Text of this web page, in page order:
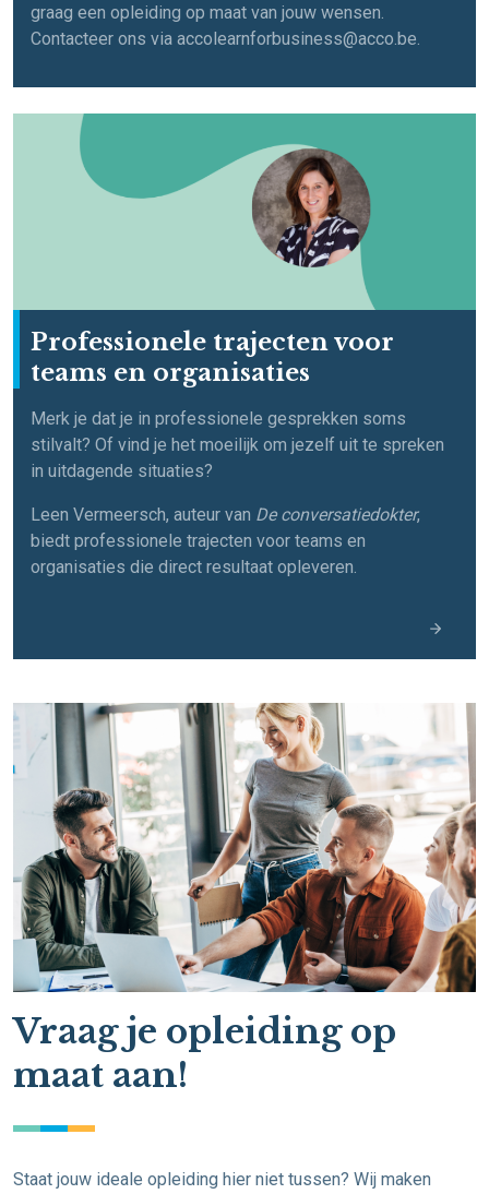
graag een opleiding op maat van jouw wensen.
Contacteer ons via accolearnforbusiness@acco.be.
Professionele trajecten voor
teams en organisaties
Merk je dat je in professionele gesprekken soms
stilvalt? Of vind je het moeilijk om jezelf uit te spreken
in uitdagende situaties?
Leen Vermeersch, auteur van De conversatiedokter,
biedt professionele trajecten voor teams en
organisaties die direct resultaat opleveren.
Vraag je opleiding op
maat aan!
Staat jouw ideale opleiding hier niet tussen? Wij maken